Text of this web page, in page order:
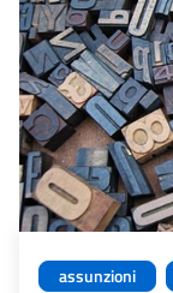
assunzioni